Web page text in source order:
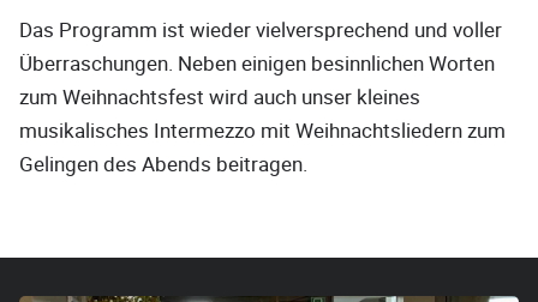
Das Programm ist wieder vielversprechend und voller
Überraschungen. Neben einigen besinnlichen Worten
zum Weihnachtsfest wird auch unser kleines
musikalisches Intermezzo mit Weihnachtsliedern zum
Gelingen des Abends beitragen.